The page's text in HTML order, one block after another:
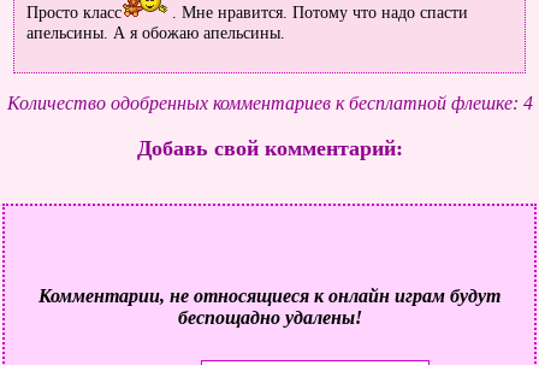
Просто класс
. Мне нравится. Потому что надо спасти
апельсины. А я обожаю апельсины.
Количество одобренных комментариев к бесплатной флешке: 4
Добавь свой комментарий:
Комментарии, не относящиеся к онлайн играм будут
беспощадно удалены!